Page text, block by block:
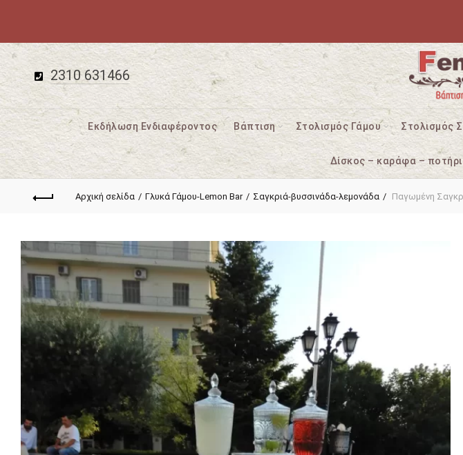
2310 631466
Εκδήλωση Ενδιαφέροντος Βάπτιση Στολισμός Γάμου Στολισμός
Δίσκος – καράφα – ποτήρι
Αρχική σελίδα Γλυκά Γάμου-Lemon Bar Σαγκριά-βυσσινάδα-λεμονάδα Παγωμένη